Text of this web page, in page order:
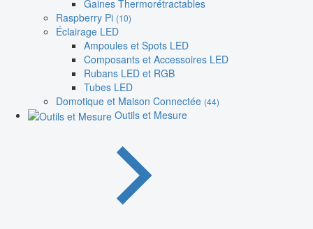
Gaines Thermorétractables
Raspberry Pi (10)
Éclairage LED
Ampoules et Spots LED
Composants et Accessoires LED
Rubans LED et RGB
Tubes LED
Domotique et Maison Connectée (44)
Outils et Mesure